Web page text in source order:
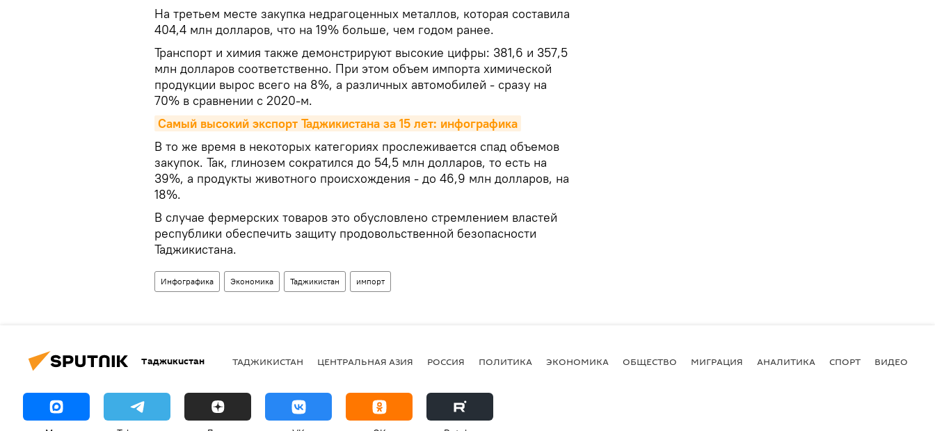
На третьем месте закупка недрагоценных металлов, которая составила
404,4 млн долларов, что на 19% больше, чем годом ранее.
Транспорт и химия также демонстрируют высокие цифры: 381,6 и 357,5
млн долларов соответственно. При этом объем импорта химической
продукции вырос всего на 8%, а различных автомобилей - сразу на
70% в сравнении с 2020-м.
Самый высокий экспорт Таджикистана за 15 лет: инфографика
В то же время в некоторых категориях прослеживается спад объемов
закупок. Так, глинозем сократился до 54,5 млн долларов, то есть на
39%, а продукты животного происхождения - до 46,9 млн долларов, на
18%.
В случае фермерских товаров это обусловлено стремлением властей
республики обеспечить защиту продовольственной безопасности
Таджикистана.
Инфографика Экономика Таджикистан импорт
Таджикистан ТАДЖИКИСТАН ЦЕНТРАЛЬНАЯ АЗИЯ РОССИЯ ПОЛИТИКА ЭКОНОМИКА ОБЩЕСТВО МИГРАЦИЯ АНАЛИТИКА СПОРТ ВИДЕО